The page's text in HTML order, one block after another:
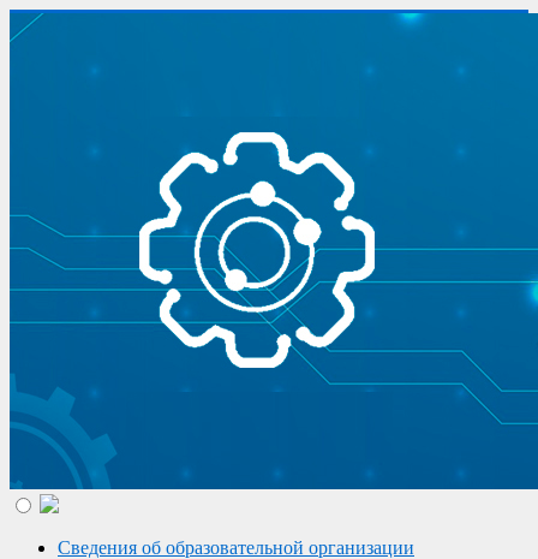
Сведения об образовательной организации